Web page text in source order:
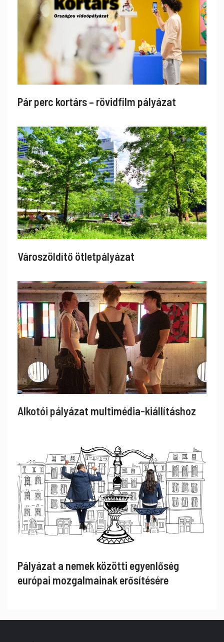
Pár perc kortárs – rövidfilm pályázat
Városzöldítő ötletpályázat
Alkotói pályázat multimédia-kiállításhoz
Pályázat a nemek közötti egyenlőség
európai mozgalmainak erősítésére